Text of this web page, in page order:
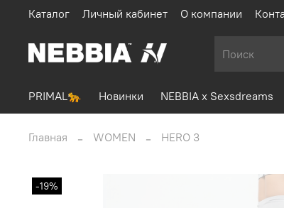
Каталог Личный кабинет О компании
PRIMAL🐆 Новинки NEBBIA x Sexsdreams
Главная WOMEN HERO 3
-19%